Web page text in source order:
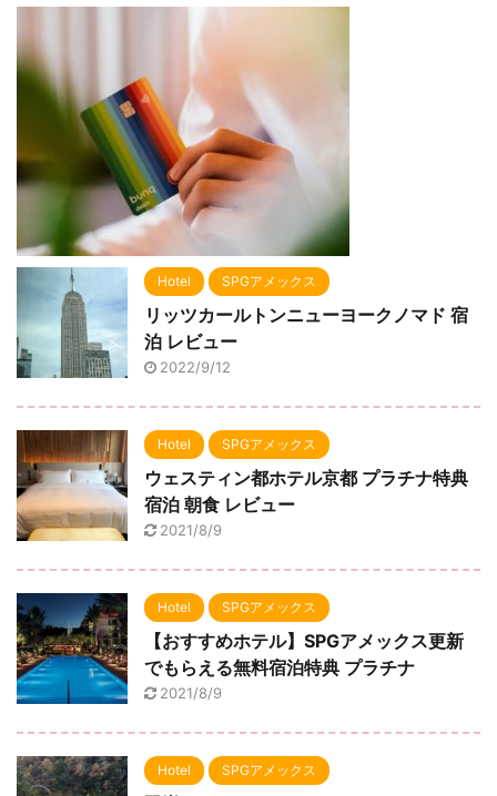
Hotel SPGアメックス
リッツカールトンニューヨークノマド 宿
泊 レビュー
2022/9/12
Hotel SPGアメックス
ウェスティン都ホテル京都 プラチナ特典
宿泊 朝食 レビュー
2021/8/9
Hotel SPGアメックス
【おすすめホテル】SPGアメックス更新
でもらえる無料宿泊特典 プラチナ
2021/8/9
Hotel SPGアメックス